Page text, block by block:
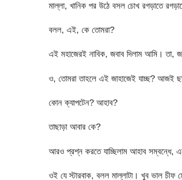
মাল্লা, খানিক পর উঠে বসল চোখ রগড়াতে
বলল, এই, কে তোমরা?
এই মহাজেরই নাবিক, জবাব দিলাম আমি। তা,
ও, তোমরা তাহলে এই জাহাজেই যাচ্ছ? আজই
কোন ক্যাপটেন? আহাব?
তাছাড়া আবার কে?
আরও প্রশ্ন করতে যাচ্ছিলাম আহাব সম্বন্ধে,
ওই যে স্টারবাক, বলল মাল্লাটা। খুব ভাল